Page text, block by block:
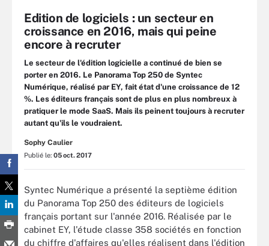
Edition de logiciels : un secteur en
croissance en 2016, mais qui peine
encore à recruter
Le secteur de l'édition logicielle a continué de bien se
porter en 2016. Le Panorama Top 250 de Syntec
Numérique, réalisé par EY, fait état d'une croissance de 12
%. Les éditeurs français sont de plus en plus nombreux à
pratiquer le mode SaaS. Mais ils peinent toujours à recruter
autant qu'ils le voudraient.
Sophy Caulier
Publié le: 05 oct. 2017
Syntec Numérique a présenté la septième édition
du Panorama Top 250 des éditeurs de logiciels
français portant sur l'année 2016. Réalisée par le
cabinet EY, l'étude classe 358 sociétés en fonction
du chiffre d'affaires qu'elles réalisent dans l'édition